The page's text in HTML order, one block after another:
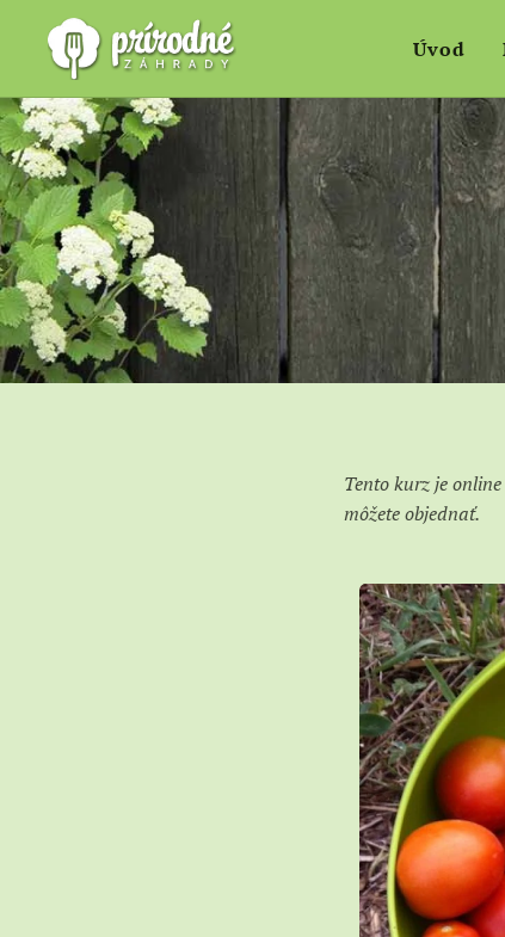
Úvod
Tento kurz je
môžete objednať.